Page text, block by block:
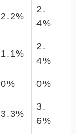
2.2%
2.
4%
1.1%
2.
4%
0% 0%
3.3%
3.
6%